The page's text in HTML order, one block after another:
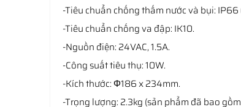
-Tiêu chuẩn chống thấm nước và bụi:
-Tiêu chuẩn chống va đập: IK10.
-Nguồn điện: 24VAC, 1.5A.
-Công suất tiêu thụ: 10W.
-Kích thước: Φ186 x 234mm.
-Trọng lượng: 2.3kg (sản phẩm đã bao